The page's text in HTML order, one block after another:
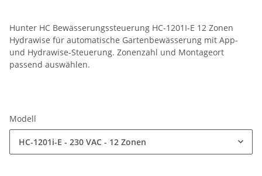
Hunter HC Bewässerungssteuerung HC-1201I-E 12 Zonen
Hydrawise für automatische Gartenbewässerung mit App-
und Hydrawise-Steuerung. Zonenzahl und Montageort
passend auswählen.
Modell
HC-1201i-E - 230 VAC - 12 Zonen